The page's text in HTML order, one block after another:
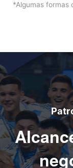
*Algumas formas